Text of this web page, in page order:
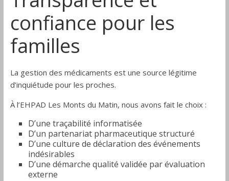
confiance pour les
familles
La gestion des médicaments est une source légitime
d’inquiétude pour les proches.
À l’EHPAD Les Monts du Matin, nous avons fait le choix :
D’une traçabilité informatisée
D’un partenariat pharmaceutique structuré
D’une culture de déclaration des événements
indésirables
D’une démarche qualité validée par évaluation
externe